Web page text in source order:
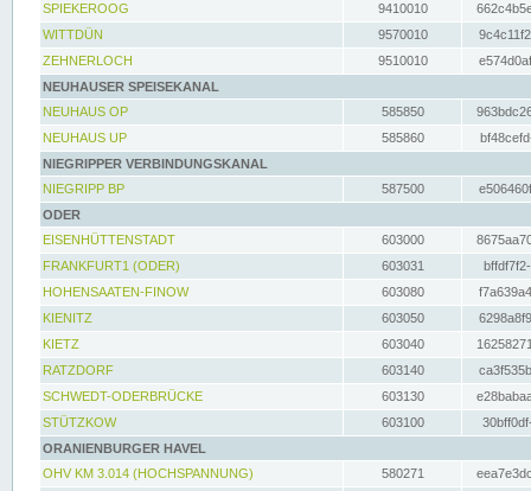
SPIEKEROOG
9410010
WITTDÜN
9570010
ZEHNERLOCH
9510010
NEUHAUSER SPEISEKANAL
NEUHAUS OP
585850
NEUHAUS UP
585860
NIEGRIPPER VERBINDUNGSKANAL
NIEGRIPP BP
587500
ODER
EISENHÜTTENSTADT
603000
FRANKFURT1 (ODER)
603031
HOHENSAATEN-FINOW
603080
KIENITZ
603050
KIETZ
603040
RATZDORF
603140
SCHWEDT-ODERBRÜCKE
603130
STÜTZKOW
603100
ORANIENBURGER HAVEL
OHV KM 3.014 (HOCHSPANNUNG)
580271